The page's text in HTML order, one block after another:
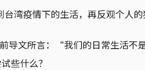
疫情下的生活，再反观个人的
导文所言：“我们的日常生活
些什么？